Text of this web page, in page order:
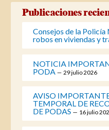
Publicaciones
Consejos de la
robos en viviendas y
NOTICIA
PODA
29 julio 2026
AVISO
TEMPORAL DE
DE PODAS
16 julio